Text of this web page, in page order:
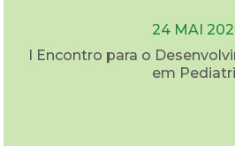
24 MAI
I Encontro para o
em